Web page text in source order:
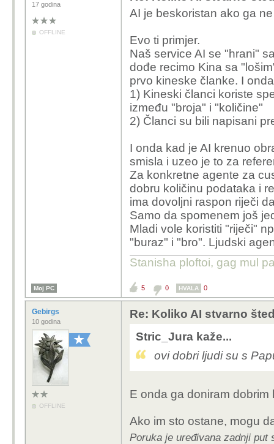
17 godina
OFFLINE
AI je beskoristan ako ga
Evo ti primjer.
Naš service AI se "hrani"
dođe recimo Kina sa
prvo kineske članke. I
1) Kineski članci koriste
između "broja" i "količine"
2) Članci su bili napisani
I onda kad je AI krenuo
smisla i uzeo je to za
Za konkretne agente za
dobru količinu podataka i
ima dovoljni raspon riječi
Samo da spomenem još
Mladi vole koristiti "riječi"
"buraz" i "bro". Ljudski
Stanisha ploftoi, gag mul
Moj PC 5 0 HVALA 0
Gebirgs
10 godina
OFFLINE
Re: Koliko AI stvarno
Stric_Jura kaže...
ovi dobri ljudi su s
E onda ga doniram
Ako im sto ostane, mogu
Poruka je uređivana zadnji put